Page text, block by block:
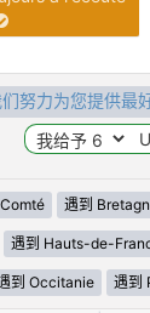
努力为您提供最
遇到
遇到 Hauts-de-
到 Occitanie 遇到